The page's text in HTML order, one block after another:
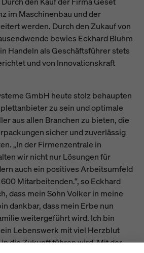
im Maschinenbau und der
werden. Durch den Zukauf von
bewies Eckhard Bluhm
Handeln als Geschäftsführer stets
und von Innovationskraft
GmbH heute stolz behaupten
zu sein und optimale
aus allen Branchen zu bieten, die
sicher und zuverlässig
„In der Firmenzentrale in
wir nicht nur Lösungen für
auch ein positives Arbeitsumfeld
Mitarbeitenden.“, so Eckhard
dass mein Sohn Volker in meine
dankbar, dass mein Erbe nun
weitergeführt wird. Ich bin
Lebenswerk mit viel Herzblut
die Zukunft führen wird. Mit der